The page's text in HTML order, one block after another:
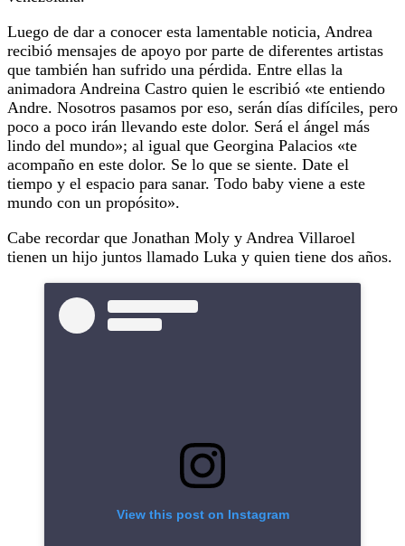
Luego de dar a conocer esta lamentable noticia, Andrea
recibió mensajes de apoyo por parte de diferentes artistas
que también han sufrido una pérdida. Entre ellas la
animadora Andreina Castro quien le escribió «te entiendo
Andre. Nosotros pasamos por eso, serán días difíciles, pero
poco a poco irán llevando este dolor. Será el ángel más
lindo del mundo»; al igual que Georgina Palacios «te
acompaño en este dolor. Se lo que se siente. Date el
tiempo y el espacio para sanar. Todo baby viene a este
mundo con un propósito».
Cabe recordar que Jonathan Moly y Andrea Villaroel
tienen un hijo juntos llamado Luka y quien tiene dos años.
View this post on Instagram